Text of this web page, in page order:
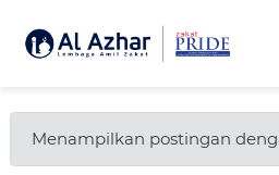
Menampilkan postingan